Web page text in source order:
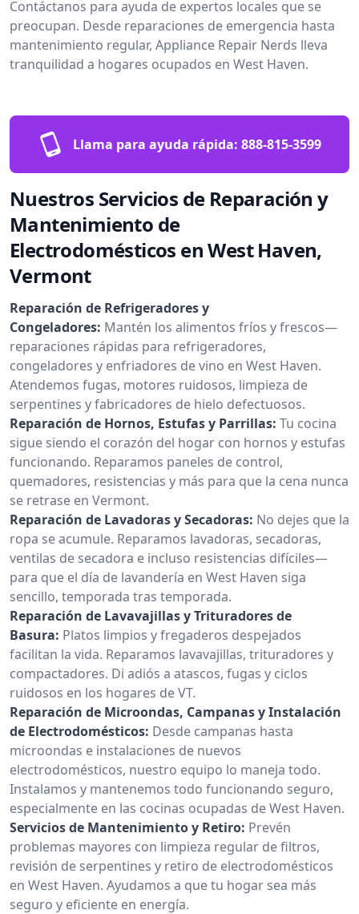
Contáctanos para ayuda de expertos locales que se
preocupan. Desde reparaciones de emergencia hasta
mantenimiento regular, Appliance Repair Nerds lleva
tranquilidad a hogares ocupados en West Haven.
Llama para ayuda rápida: 888-815-3599
Nuestros Servicios de Reparación y
Mantenimiento de
Electrodomésticos en West Haven,
Vermont
Reparación de Refrigeradores y
Congeladores: Mantén los alimentos fríos y frescos—
reparaciones rápidas para refrigeradores,
congeladores y enfriadores de vino en West Haven.
Atendemos fugas, motores ruidosos, limpieza de
serpentines y fabricadores de hielo defectuosos.
Reparación de Hornos, Estufas y Parrillas: Tu cocina
sigue siendo el corazón del hogar con hornos y estufas
funcionando. Reparamos paneles de control,
quemadores, resistencias y más para que la cena nunca
se retrase en Vermont.
Reparación de Lavadoras y Secadoras: No dejes que la
ropa se acumule. Reparamos lavadoras, secadoras,
ventilas de secadora e incluso resistencias difíciles—
para que el día de lavandería en West Haven siga
sencillo, temporada tras temporada.
Reparación de Lavavajillas y Trituradores de
Basura: Platos limpios y fregaderos despejados
facilitan la vida. Reparamos lavavajillas, trituradores y
compactadores. Di adiós a atascos, fugas y ciclos
ruidosos en los hogares de VT.
Reparación de Microondas, Campanas y Instalación
de Electrodomésticos: Desde campanas hasta
microondas e instalaciones de nuevos
electrodomésticos, nuestro equipo lo maneja todo.
Instalamos y mantenemos todo funcionando seguro,
especialmente en las cocinas ocupadas de West Haven.
Servicios de Mantenimiento y Retiro: Prevén
problemas mayores con limpieza regular de filtros,
revisión de serpentines y retiro de electrodomésticos
en West Haven. Ayudamos a que tu hogar sea más
seguro y eficiente en energía.